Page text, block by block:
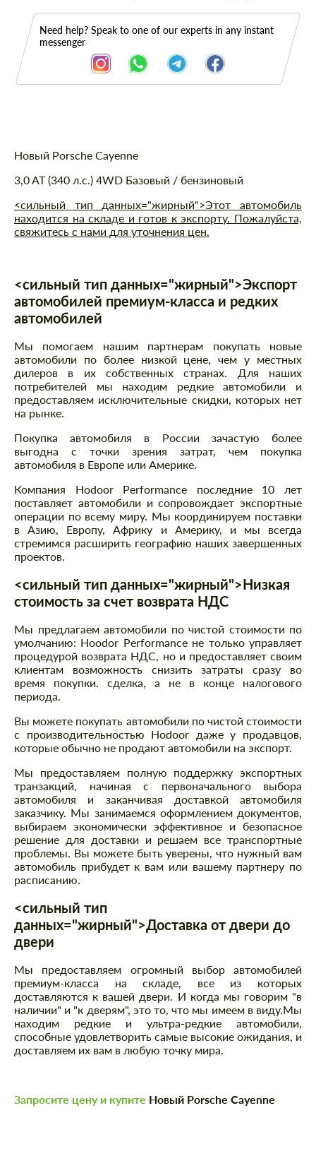
Need help? Speak to one of our experts in any instant
messenger
Описание
Новый Porsche Cayenne
3,0 AT (340 л.с.) 4WD Базовый / бензиновый
<сильный тип данных="жирный">Этот автомобиль
находится на складе и готов к экспорту. Пожалуйста,
свяжитесь с нами для уточнения цен.
<сильный тип данных="жирный">Экспорт
автомобилей премиум-класса и редких
автомобилей
Мы помогаем нашим партнерам покупать новые
автомобили по более низкой цене, чем у местных
дилеров в их собственных странах. Для наших
потребителей мы находим редкие автомобили и
предоставляем исключительные скидки, которых нет
на рынке.
Покупка автомобиля в России зачастую более
выгодна с точки зрения затрат, чем покупка
автомобиля в Европе или Америке.
Компания Hodoor Performance последние 10 лет
поставляет автомобили и сопровождает экспортные
операции по всему миру. Мы координируем поставки
в Азию, Европу, Африку и Америку, и мы всегда
стремимся расширить географию наших завершенных
проектов.
<сильный тип данных="жирный">Низкая
стоимость за счет возврата НДС
Мы предлагаем автомобили по чистой стоимости по
умолчанию: Hoodor Performance не только управляет
процедурой возврата НДС, но и предоставляет своим
клиентам возможность снизить затраты сразу во
время покупки. сделка, а не в конце налогового
периода.
Вы можете покупать автомобили по чистой стоимости
с производительностью Hodoor даже у продавцов,
которые обычно не продают автомобили на экспорт.
Мы предоставляем полную поддержку экспортных
транзакций, начиная с первоначального выбора
автомобиля и заканчивая доставкой автомобиля
заказчику. Мы занимаемся оформлением документов,
выбираем экономически эффективное и безопасное
решение для доставки и решаем все транспортные
проблемы. Вы можете быть уверены, что нужный вам
автомобиль прибудет к вам или вашему партнеру по
расписанию.
<сильный тип
данных="жирный">Доставка от двери до
двери
Мы предоставляем огромный выбор автомобилей
премиум-класса на складе, все из которых
доставляются к вашей двери. И когда мы говорим "в
наличии" и "к дверям", это то, что мы имеем в виду.Мы
находим редкие и ультра-редкие автомобили,
способные удовлетворить самые высокие ожидания, и
доставляем их вам в любую точку мира.
Запросите цену и купите Новый Porsche Cayenne